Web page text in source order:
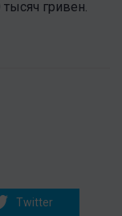
гривен.
Twitter